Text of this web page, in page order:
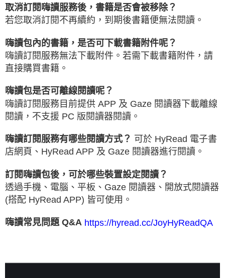
取消訂閱嗨讀服務後，書籍是否會被移除？
若您取消訂閱不再續約，到期後書籍便無法閱讀。
嗨讀包內的書籍，是否可下載書籍附件呢？
嗨讀訂閱服務無法下載附件。若需下載書籍附件，請
直接購買書籍。
嗨讀包是否可離線閱讀呢？
嗨讀訂閱服務目前提供 APP 及 Gaze 閱讀器下載離線
閱讀，不支援 PC 版閱讀器閱讀。
嗨讀訂閱服務有哪些閱讀方式？ 可於 HyRead 電子書
店網頁、HyRead APP 及 Gaze 閱讀器進行閱讀。
訂閱嗨讀包後，可於哪些裝置設定閱讀？
透過手機、電腦、平板、Gaze 閱讀器、開放式閱讀器
(搭配 HyRead APP) 皆可使用。
嗨讀常見問題 Q&A https://hyread.cc/JoyHyReadQA